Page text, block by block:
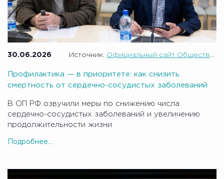
30.06.2026 Источник: Официальный сайт Общественной палаты Российской Федерации
Профилактика — в приоритете: как снизить
смертность от сердечно-сосудистых заболеваний
В ОП РФ озвучили меры по снижению числа
сердечно-сосудистых заболеваний и увеличению
продолжительности жизни
Подробнее...